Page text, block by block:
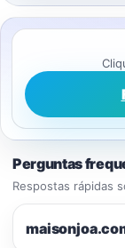
Perguntas
Respostas rápidas